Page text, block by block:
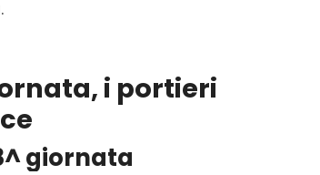
i portieri
giornata